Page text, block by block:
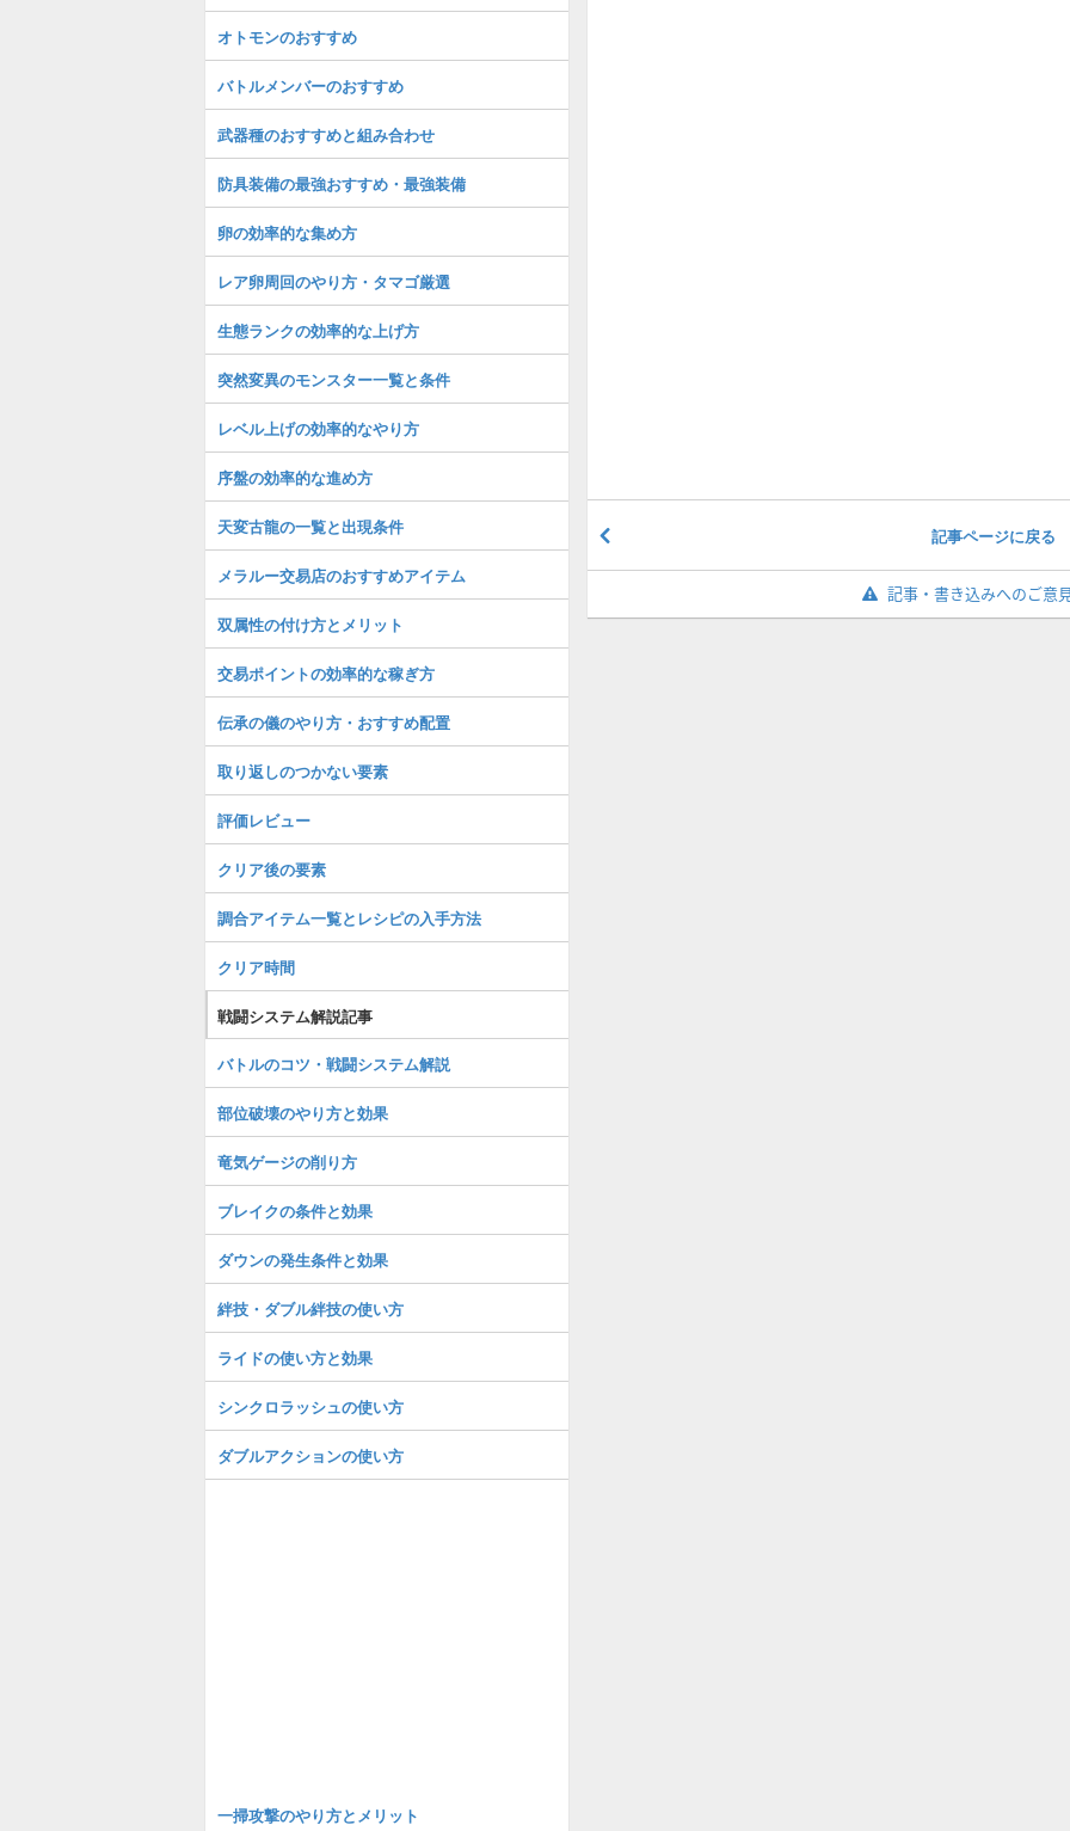
記事ページに戻る
記事・書き込みへのご意
オトモンのおすすめ
バトルメンバーのおすすめ
武器種のおすすめと組み合わせ
防具装備の最強おすすめ・最強装備
卵の効率的な集め方
レア卵周回のやり方・タマゴ厳選
生態ランクの効率的な上げ方
突然変異のモンスター一覧と条件
レベル上げの効率的なやり方
序盤の効率的な進め方
天変古龍の一覧と出現条件
メラルー交易店のおすすめアイテム
双属性の付け方とメリット
交易ポイントの効率的な稼ぎ方
伝承の儀のやり方・おすすめ配置
取り返しのつかない要素
評価レビュー
クリア後の要素
調合アイテム一覧とレシピの入手方法
クリア時間
戦闘システム解説記事
バトルのコツ・戦闘システム解説
部位破壊のやり方と効果
竜気ゲージの削り方
ブレイクの条件と効果
ダウンの発生条件と効果
絆技・ダブル絆技の使い方
ライドの使い方と効果
シンクロラッシュの使い方
ダブルアクションの使い方
一掃攻撃のやり方とメリット